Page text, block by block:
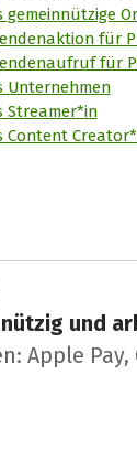
gemeinnützige
für
für
Unternehmen
Streamer*in
Content
und
Apple Pay,